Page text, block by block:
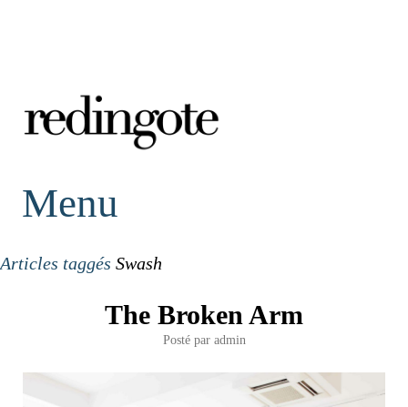
redingote.
Menu
Articles taggés Swash
The Broken Arm
Posté par admin